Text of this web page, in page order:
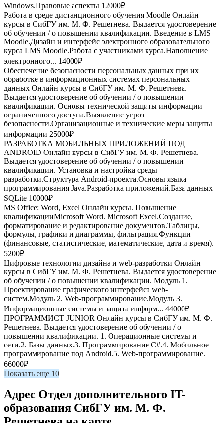
Windows.Правовые аспекты 12000₽
Работа в среде дистанционного обучения Moodle Онлайн
курсы в СибГУ им. М. Ф. Решетнева. Выдается удостоверение
об обучении / о повышении квалификации. Введение в LMS
Moodle.Дизайн и интерфейс электронного образовательного
курса LMS Moodle.Работа с участниками курса.Наполнение
электронного... 14000₽
Обеспечение безопасности персональных данных при их
обработке в информационных системах персональных
данных Онлайн курсы в СибГУ им. М. Ф. Решетнева.
Выдается удостоверение об обучении / о повышении
квалификации. Основы технической защиты информации
ограниченного доступа.Выявление угроз
безопасности.Организационные и технические меры защиты
информации 25000₽
РАЗРАБОТКА МОБИЛЬНЫХ ПРИЛОЖЕНИЙ ПОД
ANDROID Онлайн курсы в СибГУ им. М. Ф. Решетнева.
Выдается удостоверение об обучении / о повышении
квалификации. Установка и настройка среды
разработки.Структура Android-проекта.Основы языка
программирования Java.Разработка приложений.База данных
SQLite 10000₽
MS Office: Word, Excel Онлайн курсы. Повышение
квалификацииMicrosoft Word. Microsoft Excel.Создание,
форматирование и редактирование документов.Таблицы,
формулы, графики и диаграммы, фильтрация.Функции
(финансовые, статистические, математические, дата и время).
5200₽
Цифровые технологии дизайна и web-разработки Онлайн
курсы в СибГУ им. М. Ф. Решетнева. Выдается удостоверение
об обучении / о повышении квалификации. Модуль 1.
Проектирование графического интерфейса web-
систем.Модуль 2. Web-программирование.Модуль 3.
Информационные системы и защита информ... 44000₽
ПРОГРАММИСТ JUNIOR Онлайн курсы в СибГУ им. М. Ф.
Решетнева. Выдается удостоверение об обучении / о
повышении квалификации. 1. Операционные системы и
сети.2. Базы данных.3. Программирование C#.4. Мобильное
программирование под Android.5. Web-программирование.
66000₽
Показать еще 10
Адрес Отдел дополнительного IT-
образования СибГУ им. М. Ф.